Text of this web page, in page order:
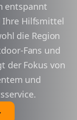
entspannt
Ihre Hilfsmittel
die Region
Fans und
der Fokus von
und